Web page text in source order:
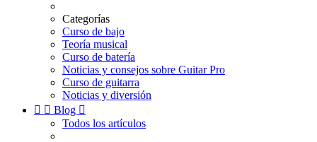
Categorías
Curso de bajo
Teoría musical
Curso de batería
Noticias y consejos sobre Guitar Pro
Curso de guitarra
Noticias y diversión
  Blog 
Todos los artículos